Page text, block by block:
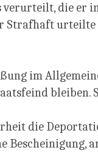
verurteilt, die er
Strafhaft
im
bleiben.
die